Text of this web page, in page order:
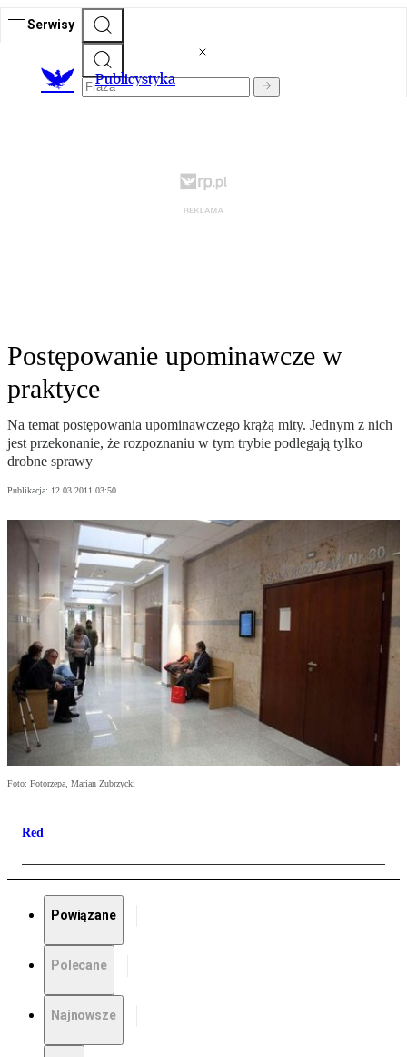
Serwisy
Publicystyka
Postępowanie upominawcze w
praktyce
Na temat postępowania upominawczego krążą mity. Jednym z nich
jest przekonanie, że rozpoznaniu w tym trybie podlegają tylko
drobne sprawy
Publikacja: 12.03.2011 03:50
Foto: Fotorzepa, Marian Zubrzycki
Red
Powiązane
Polecane
Najnowsze